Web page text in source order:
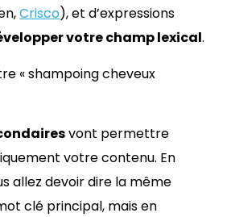
Crisco), et d’expressions
votre champ lexical.
« shampoing cheveux
vont permettre
votre contenu. En
allez devoir dire la même
clé principal, mais en